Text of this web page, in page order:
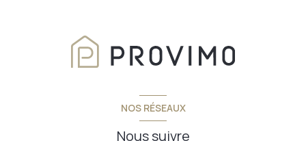
NOS RÉSEAUX
Nous suivre